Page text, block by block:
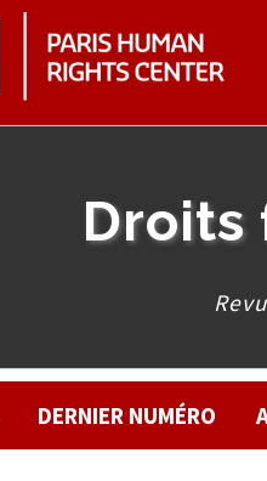
Droits
DERNIER NUMÉRO